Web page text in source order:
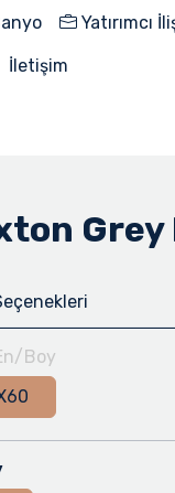
Yatırımcı
İletişim
Boy